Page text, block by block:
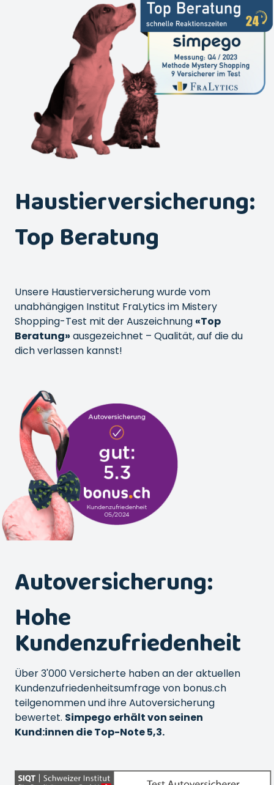
Haustierversicherung:
Top Beratung
Unsere Haustierversicherung wurde vom
unabhängigen Institut FraLytics im Mistery
Shopping-Test mit der Auszeichnung «Top
Beratung» ausgezeichnet – Qualität, auf die du
dich verlassen kannst!
Autoversicherung:
Hohe
Kundenzufriedenheit
Über 3'000 Versicherte haben an der aktuellen
Kundenzufriedenheitsumfrage von bonus.ch
teilgenommen und ihre Autoversicherung
bewertet. Simpego erhält von seinen
Kund:innen die Top-Note 5,3.